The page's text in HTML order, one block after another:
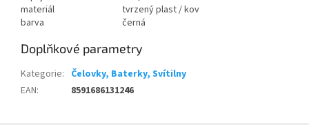
materiál
tvrzený plast / kov
barva
černá
Doplňkové parametry
Kategorie: Čelovky, Baterky, Svítilny
EAN: 8591686131246